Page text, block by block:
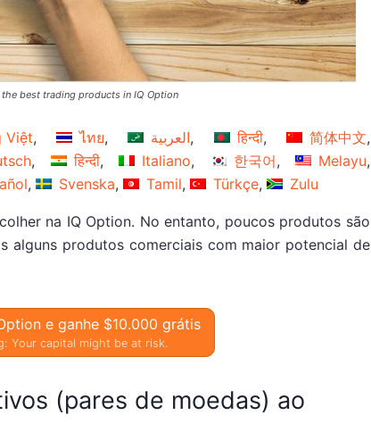
best trading products in IQ Option
Việt ไทย العربية हिन्दी
简体中文
हिन्दी Italiano 한국어
Melayu
Svenska Tamil Türkçe Zulu
na IQ Option. No entanto, poucos produtos são
alguns produtos comerciais com maior potencial de
e ganhe $10.000 grátis
Your capital might be at risk.
(pares de moedas) ao